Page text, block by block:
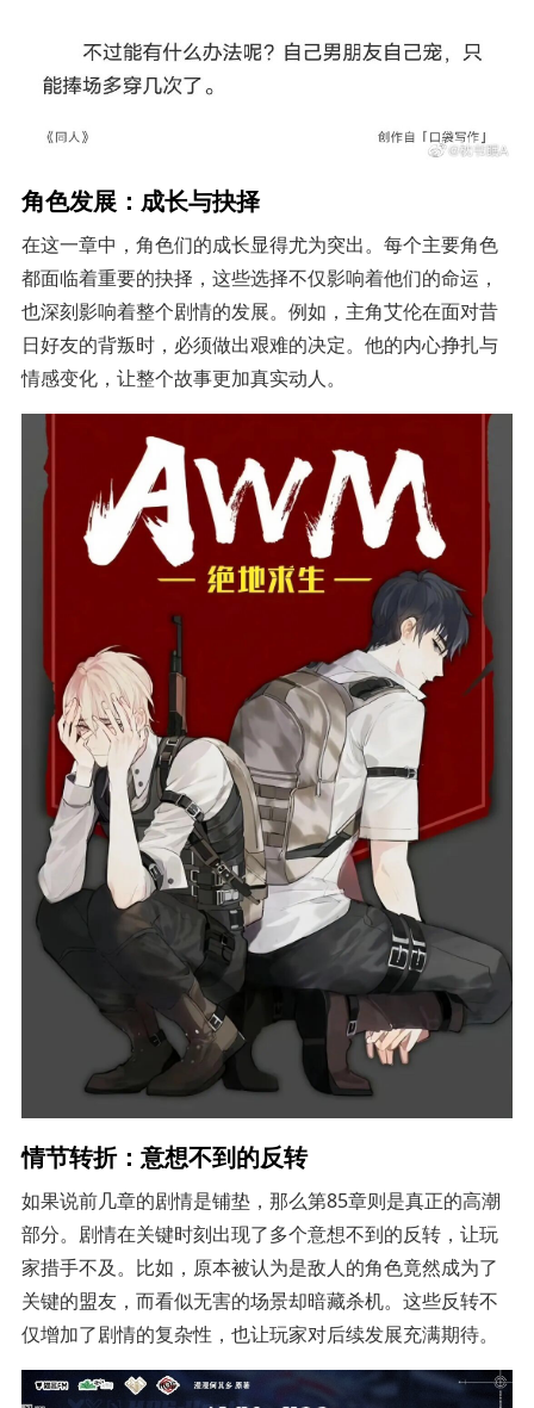
角色发展：成长与抉择
在这一章中，角色们的成长显得尤为突出。每个主要角色
都面临着重要的抉择，这些选择不仅影响着他们的命运，
也深刻影响着整个剧情的发展。例如，主角艾伦在面对昔
日好友的背叛时，必须做出艰难的决定。他的内心挣扎与
情感变化，让整个故事更加真实动人。
情节转折：意想不到的反转
如果说前几章的剧情是铺垫，那么第85章则是真正的高潮
部分。剧情在关键时刻出现了多个意想不到的反转，让玩
家措手不及。比如，原本被认为是敌人的角色竟然成为了
关键的盟友，而看似无害的场景却暗藏杀机。这些反转不
仅增加了剧情的复杂性，也让玩家对后续发展充满期待。